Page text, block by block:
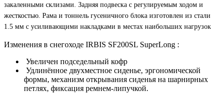
закаленными склизами. Задняя подвеска с регулируемым ходом и
жесткостью. Рама и тоннель гусеничного блока изготовлен из стали
1.5 мм с усиливающими накладками в местах наибольших нагрузок
Изменения в снегоходе IRBIS SF200SL SuperLong :
Увеличен подседельный кофр
Удлинённое двухместное сиденье, эргономической
формы, механизм открывания сиденья на шарнирных
петлях, фиксация ремнем-липучкой.